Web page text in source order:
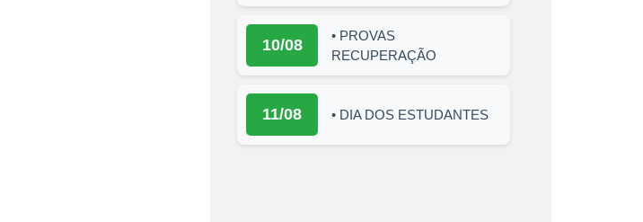
10/08
• PROVAS
RECUPERAÇÃO
11/08 • DIA DOS ESTUDANTES